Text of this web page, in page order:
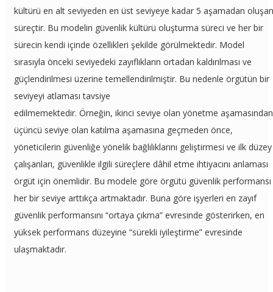
kültürü en alt seviyeden en üst seviyeye kadar 5 aşamadan oluşan
süreçtir. Bu modelin güvenlik kültürü oluşturma süreci ve her bir
sürecin kendi içinde özellikleri şekilde görülmektedir. Model
sırasıyla önceki seviyedeki zayıflıkların ortadan kaldırılması ve
güçlendirilmesi üzerine temellendirilmiştir. Bu nedenle örgütün bir
seviyeyi atlaması tavsiye
edilmemektedir. Örneğin, ikinci seviye olan yönetme aşamasından
üçüncü seviye olan katılma aşamasına geçmeden önce,
yöneticilerin güvenliğe yönelik bağlılıklarını geliştirmesi ve ilk düzey
çalışanları, güvenlikle ilgili süreçlere dâhil etme ihtiyacını anlaması
örgüt için önemlidir. Bu modele göre örgütü güvenlik performansı
her bir seviye arttıkça artmaktadır. Buna göre işyerleri en zayıf
güvenlik performansını “ortaya çıkma” evresinde gösterirken, en
yüksek performans düzeyine “sürekli iyileştirme” evresinde
ulaşmaktadır.